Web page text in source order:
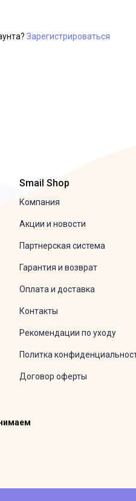
Зарегистрироваться
Smail Shop
Компания
Акции и новости
Партнерская система
Гарантия и возврат
Оплата и доставка
Контакты
Рекомендации по уходу
Политка
Договор оферты